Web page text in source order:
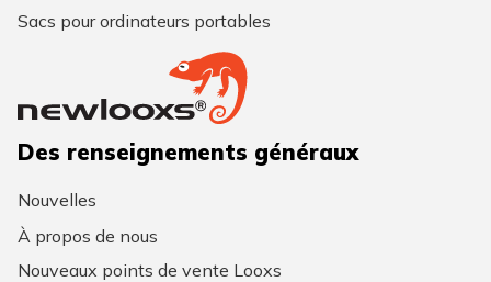
Sacs pour ordinateurs portables
Des renseignements généraux
Nouvelles
À propos de nous
Nouveaux points de vente Looxs